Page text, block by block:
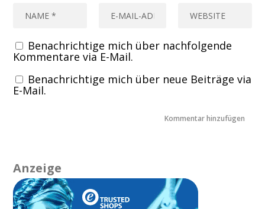
Benachrichtige mich über nachfolgende
Kommentare via E-Mail.
Benachrichtige mich über neue Beiträge via
E-Mail.
Anzeige